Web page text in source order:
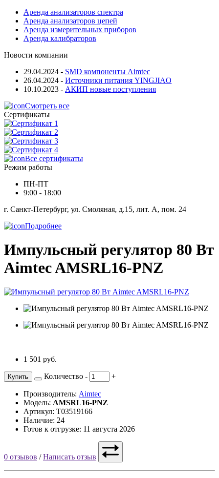
Аренда анализаторов спектра
Аренда анализаторов цепей
Аренда измерительных приборов
Аренда калибраторов
Новости компании
29.04.2024 - SMD компоненты Aimtec
26.04.2024 - Источники питания YINGJIAO
10.10.2023 - АКИП новые поступления
Смотреть все
Сертификаты
Все сертификаты
Режим работы
ПН-ПТ
9:00 - 18:00
г. Санкт-Петербург, ул. Смоляная, д.15, лит. А, пом. 24
Подробнее
Импульсный регулятор 80 Вт
Aimtec AMSRL16-PNZ
1 501 руб.
Купить Количество - +
Производитель: Aimtec
Модель: AMSRL16-PNZ
Артикул: Т03519166
Наличие: 24
Готов к отгрузке: 11 августа 2026
0 отзывов /Написать отзыв